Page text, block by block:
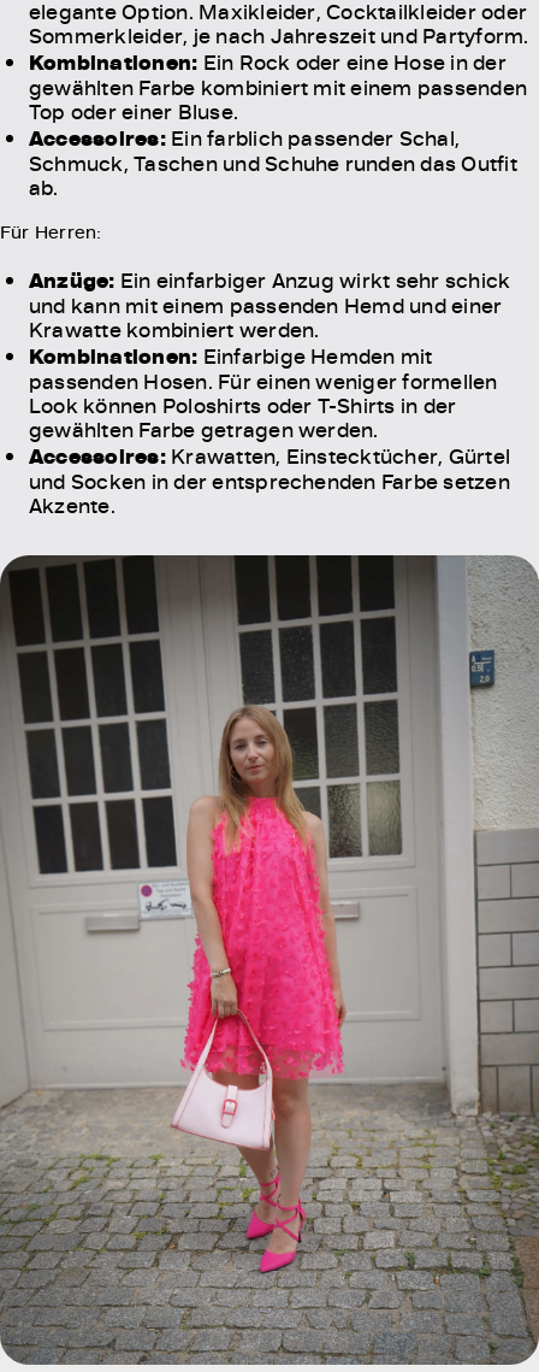
elegante Option. Maxikleider, Cocktailkleider oder
Sommerkleider, je nach Jahreszeit und Partyform.
Kombinationen: Ein Rock oder eine Hose in der
gewählten Farbe kombiniert mit einem passenden
Top oder einer Bluse.
Accessoires:Ein farblich passender Schal,
Schmuck, Taschen und Schuhe runden das Outfit
ab.
Für Herren:
Anzüge: Ein einfarbiger Anzug wirkt sehr schick
und kann mit einem passenden Hemd und einer
Krawatte kombiniert werden.
Kombinationen: Einfarbige Hemden mit
passenden Hosen. Für einen weniger formellen
Look können Poloshirts oder T-Shirts in der
gewählten Farbe getragen werden.
Accessoires:Krawatten, Einstecktücher, Gürtel
und Socken in der entsprechenden Farbe setzen
Akzente.